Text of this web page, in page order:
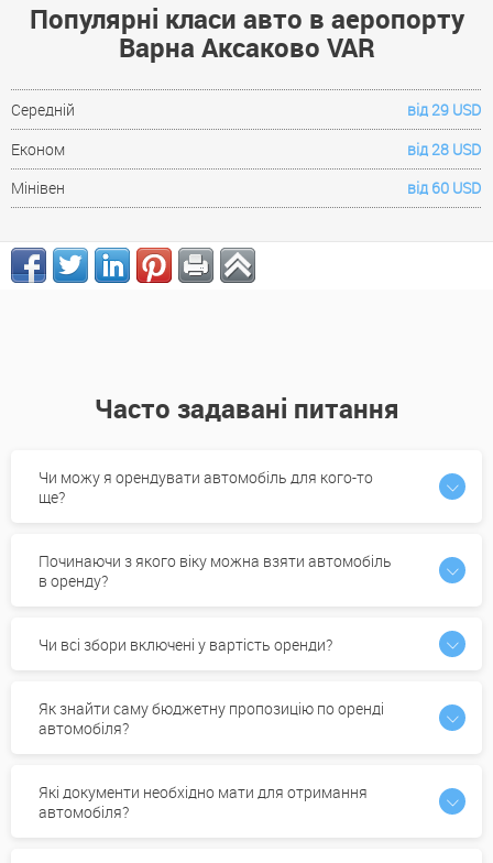
Популярні класи авто в аеропорту
Варна Аксаково VAR
Середній
від 29 USD
Економ
від 28 USD
Мінівен
від 60 USD
Часто задавані питання
Чи можу я орендувати автомобіль для кого-то
ще?
Починаючи з якого віку можна взяти автомобіль
в оренду?
Чи всі збори включені у вартість оренди?
Як знайти саму бюджетну пропозицію по оренді
автомобіля?
Які документи необхідно мати для отримання
автомобіля?